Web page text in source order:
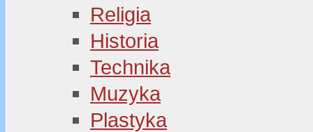
Religia
Historia
Technika
Muzyka
Plastyka